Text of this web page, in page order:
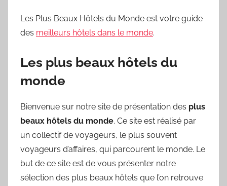
Les Plus Beaux Hôtels du Monde est votre guide
des meilleurs hôtels dans le monde.
Les plus beaux hôtels du
monde
Bienvenue sur notre site de présentation des plus
beaux hôtels du monde. Ce site est réalisé par
un collectif de voyageurs, le plus souvent
voyageurs d’affaires, qui parcourent le monde. Le
but de ce site est de vous présenter notre
sélection des plus beaux hôtels que l’on retrouve